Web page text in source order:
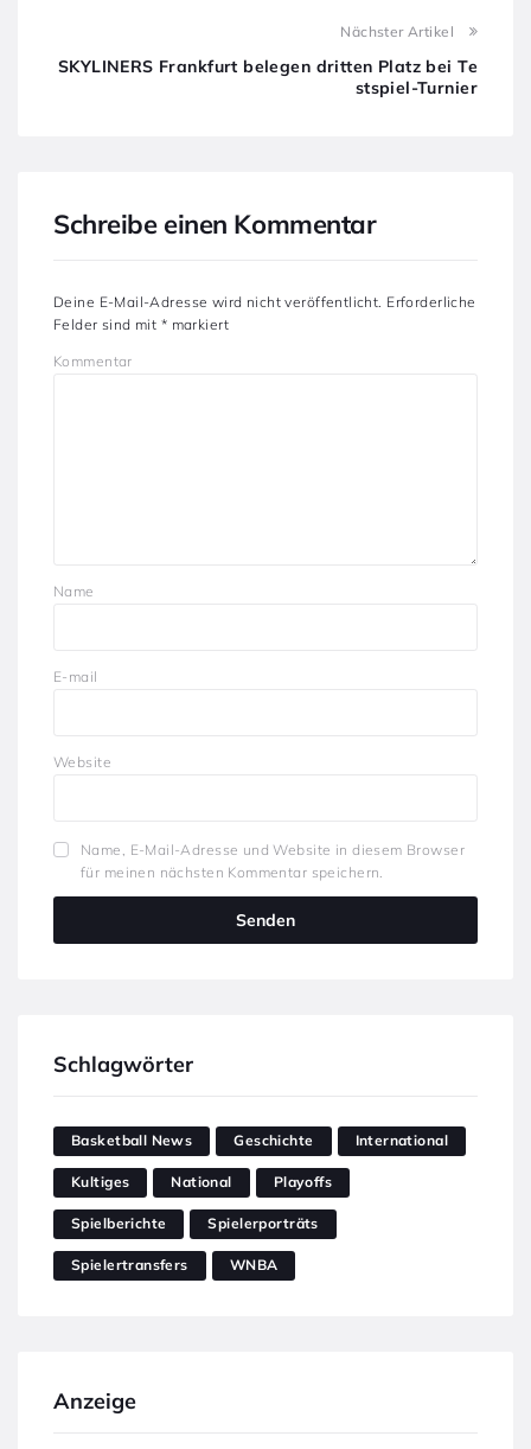
Nächster Artikel
SKYLINERS Frankfurt belegen dritten Platz bei Te
stspiel-Turnier
Schreibe einen Kommentar
Deine E-Mail-Adresse wird nicht veröffentlicht. Erforderliche
Felder sind mit * markiert
Kommentar
Name
E-mail
Website
Name, E-Mail-Adresse und Website in diesem Browser
für meinen nächsten Kommentar speichern.
Schlagwörter
Basketball News Geschichte International
Kultiges National Playoffs
Spielberichte Spielerporträts
Spielertransfers WNBA
Anzeige